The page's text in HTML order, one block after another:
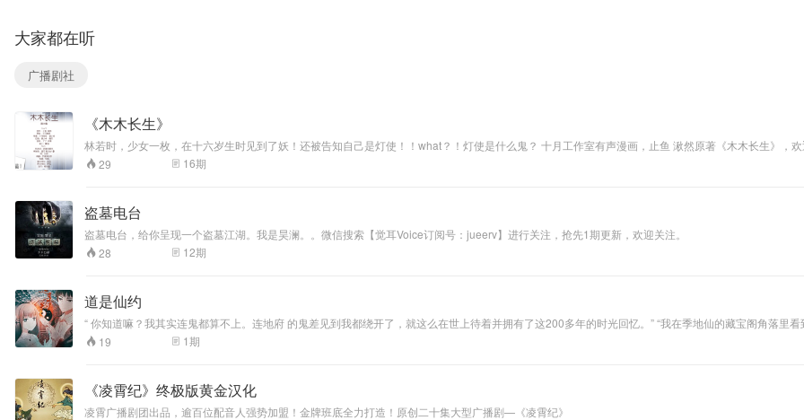
大家都在听
广播剧社
《木木长生》
林若时，少女一枚，在十六岁生时见到了妖！还被告知自己是灯使！！what？！灯使是什么鬼？ 十月工作室有声漫画，止鱼 湫然原著《木木长生》，欢迎您的收听~声漫版请戳：
http://www.missevan.com/sound/165507
29 16期
盗墓电台
盗墓电台，给你呈现一个盗墓江湖。我是昊澜。。微信搜索【觉耳Voice订阅号：jueerv】进行关注，抢先1期更新，欢迎关注。
28
12期
道是仙约
“ 你知道嘛？我其实连鬼都算不上。连地府 的鬼差见到我都绕开了，就这么在世上待着并拥有了这200多年的时光回忆。” “我在季地仙的藏宝阁角落里看到有一本残缺的仙籍上有过记载。但也不知道是什么意思，翻译过
19 1期
《凌霄纪》终极版黄金汉化
凌霄广播剧团出品，逾百位配音人强势加盟！金牌班底全力打造！原创二十集大型广播剧—《凌霄纪》